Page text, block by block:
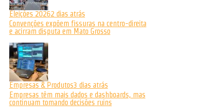
Eleições 20262 dias atrás
Convenções expõem fissuras na centro-direita
e acirram disputa em Mato Grosso
Empresas & Produtos3 dias atrás
Empresas têm mais dados e dashboards, mas
continuam tomando decisões ruins